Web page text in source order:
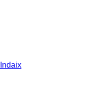
Indaix